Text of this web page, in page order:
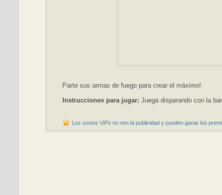
Parte sus armas de fuego para crear el máximo!
Instrucciones para jugar: Juega disparando con la
Los socios VIPs no ven la publicidad y pueden ganar los